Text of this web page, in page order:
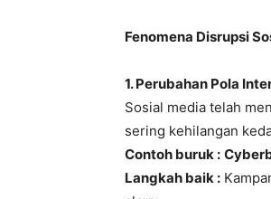
Fenomena Disrupsi
1. Perubahan Pola
Sosial media telah
sering kehilangan
Contoh buruk :
Langkah baik :